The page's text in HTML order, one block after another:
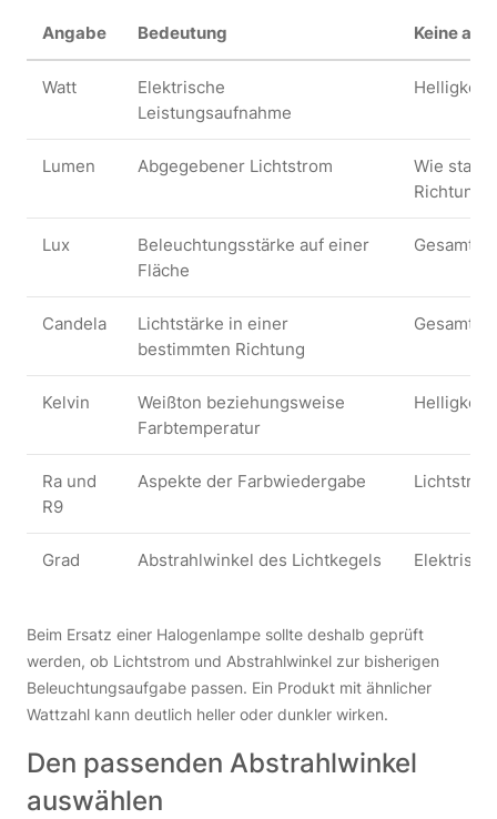
Angabe Bedeutung Keine
Watt
Elektrische
Leistungsaufnahme
Helligkeit
Lumen Abgegebener Lichtstrom
Wie stark
Richtung
Lux
Beleuchtungsstärke auf einer
Fläche
Candela
Lichtstärke in einer
bestimmten Richtung
Gesamte
Kelvin
Weißton beziehungsweise
Farbtemperatur
Helligkeit
Ra und
R9
Aspekte der Farbwiedergabe
Grad Abstrahlwinkel des Lichtkegels
Beim Ersatz einer Halogenlampe sollte deshalb geprüft
werden, ob Lichtstrom und Abstrahlwinkel zur bisherigen
Beleuchtungsaufgabe passen. Ein Produkt mit ähnlicher
Wattzahl kann deutlich heller oder dunkler wirken.
Den passenden Abstrahlwinkel
auswählen